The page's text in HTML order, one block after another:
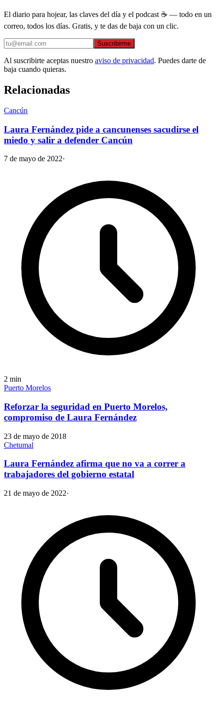
El diario para hojear, las claves del día y el podcast ☕ — todo en un
correo, todos los días. Gratis, y te das de baja con un clic.
Suscribirme
Al suscribirte aceptas nuestro aviso de privacidad. Puedes darte de
baja cuando quieras.
Relacionadas
Cancún
Laura Fernández pide a cancunenses sacudirse el
miedo y salir a defender Cancún
7 de mayo de 2022·
2 min
Puerto Morelos
Reforzar la seguridad en Puerto Morelos,
compromiso de Laura Fernández
23 de mayo de 2018
Chetumal
Laura Fernández afirma que no va a correr a
trabajadores del gobierno estatal
21 de mayo de 2022·